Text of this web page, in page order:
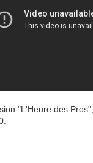
"L'Heure des